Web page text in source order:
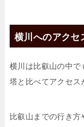
横川へのアクセ
横川は比叡山の中で
塔と比べてアクセス
比叡山までの行き